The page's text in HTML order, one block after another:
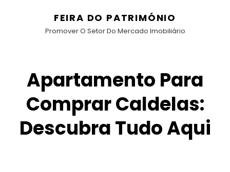
FEIRA DO PATRIMÓNIO
Promover O Setor Do Mercado Imobiliário
Apartamento Para
Comprar Caldelas:
Descubra Tudo Aqui